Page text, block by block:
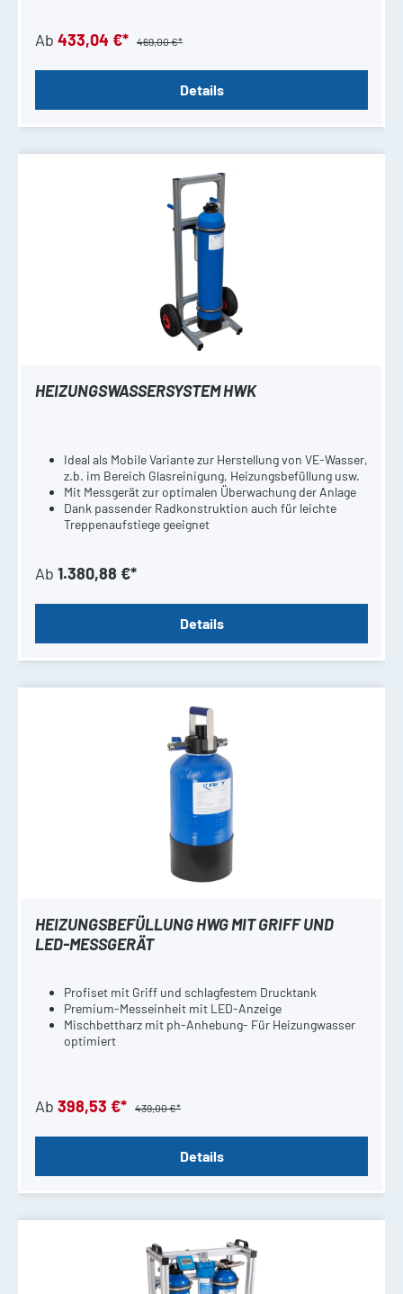
Ab 433,04 €* 469,00 €*
Details
HEIZUNGSWASSERSYSTEM HWK
Ideal als Mobile Variante zur Herstellung von VE-Wasser,
z.b. im Bereich Glasreinigung, Heizungsbefüllung usw.
Mit Messgerät zur optimalen Überwachung der Anlage
Dank passender Radkonstruktion auch für leichte
Treppenaufstiege geeignet
Ab 1.380,88 €*
Details
HEIZUNGSBEFÜLLUNG HWG MIT GRIFF UND
LED-MESSGERÄT
Profiset mit Griff und schlagfestem Drucktank
Premium-Messeinheit mit LED-Anzeige
Mischbettharz mit ph-Anhebung- Für Heizungwasser
optimiert
Ab 398,53 €* 439,00 €*
Details